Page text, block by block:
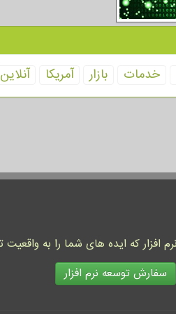
خدمات بازار آمریكا آنلاین
سفارش توسعه نرم افزار